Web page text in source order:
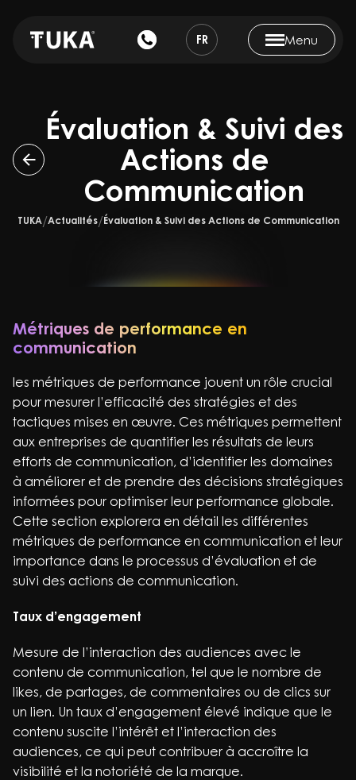
FR Menu
Évaluation & Suivi des
Actions de
Communication
TUKA Actualités Évaluation & Suivi des Actions de Communication
Métriques de performance en
communication
les métriques de performance jouent un rôle crucial
pour mesurer l’efficacité des stratégies et des
tactiques mises en œuvre. Ces métriques permettent
aux entreprises de quantifier les résultats de leurs
efforts de communication, d’identifier les domaines
à améliorer et de prendre des décisions stratégiques
informées pour optimiser leur performance globale.
Cette section explorera en détail les différentes
métriques de performance en communication et leur
importance dans le processus d’évaluation et de
suivi des actions de communication.
Taux d’engagement
Mesure de l’interaction des audiences avec le
contenu de communication, tel que le nombre de
likes, de partages, de commentaires ou de clics sur
un lien. Un taux d’engagement élevé indique que le
contenu suscite l’intérêt et l’interaction des
audiences, ce qui peut contribuer à accroître la
visibilité et la notoriété de la marque.